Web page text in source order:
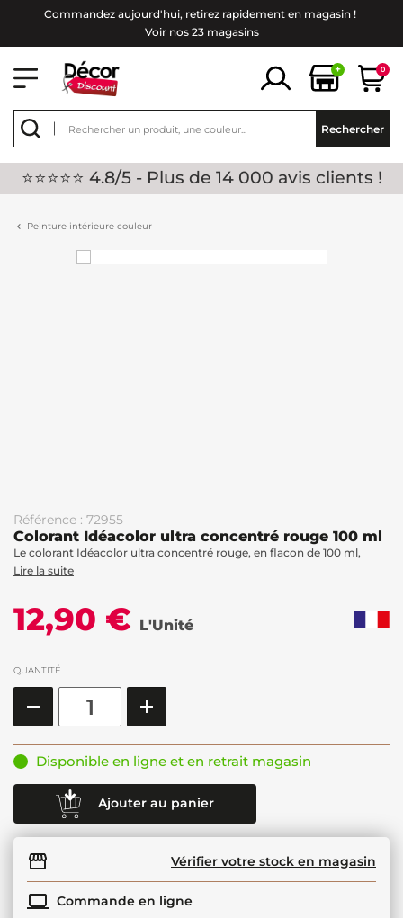
Commandez aujourd'hui, retirez rapidement en magasin !
Voir nos 23 magasins
+ 0
Rechercher
⭐⭐⭐⭐⭐ 4.8/5 - Plus de 14 000 avis clients !
Peinture intérieure couleur
Référence : 72955
Colorant Idéacolor ultra concentré rouge 100 ml
Le colorant Idéacolor ultra concentré rouge, en flacon de 100 ml,
Lire la suite
12,90 € L'Unité
QUANTITÉ
Disponible en ligne et en retrait magasin
Ajouter au panier
Vérifier votre stock en magasin
Commande en ligne